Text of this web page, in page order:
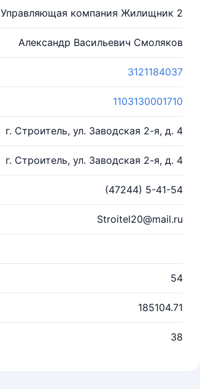
компания Жилищник 2
Александр Васильевич Смоляков
3121184037
1103130001710
г. Строитель, ул. Заводская 2-я, д. 4
г. Строитель, ул. Заводская 2-я, д. 4
(47244) 5-41-54
Stroitel20@mail.ru
54
185104.71
38